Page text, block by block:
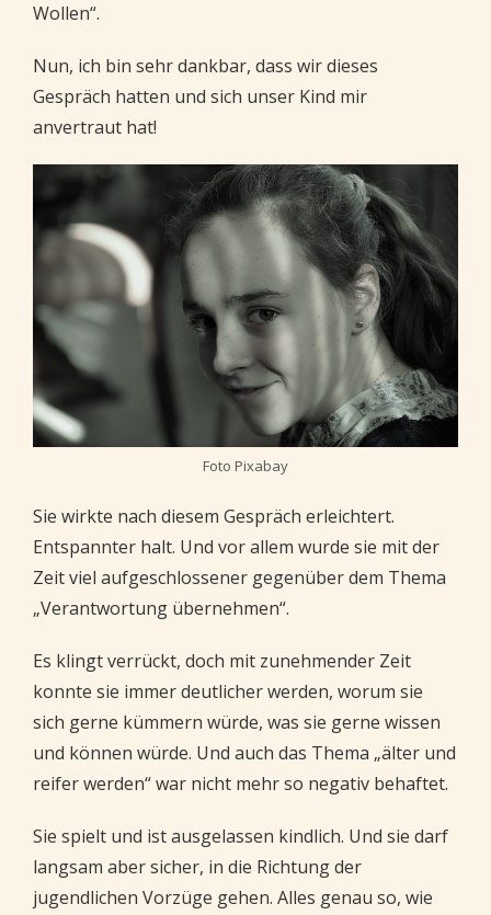
Wollen“.
Nun, ich bin sehr dankbar, dass wir dieses
Gespräch hatten und sich unser Kind mir
anvertraut hat!
Foto Pixabay
Sie wirkte nach diesem Gespräch erleichtert.
Entspannter halt. Und vor allem wurde sie mit der
Zeit viel aufgeschlossener gegenüber dem Thema
„Verantwortung übernehmen“.
Es klingt verrückt, doch mit zunehmender Zeit
konnte sie immer deutlicher werden, worum sie
sich gerne kümmern würde, was sie gerne wissen
und können würde. Und auch das Thema „älter und
reifer werden“ war nicht mehr so negativ behaftet.
Sie spielt und ist ausgelassen kindlich. Und sie darf
langsam aber sicher, in die Richtung der
jugendlichen Vorzüge gehen. Alles genau so, wie